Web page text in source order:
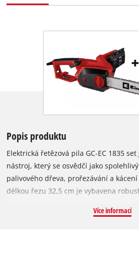
Popis produktu
Elektrická řetězová pila GC-EC 1835
nástroj, který se osvědčí jako
palivového dřeva, prořezávání a
délkou řezu 32,5 cm je vybavena
hnacími články o tloušťce 1,3 mm, 52
Více informací